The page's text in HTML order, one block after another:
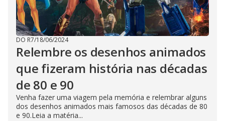
DO R7/18/06/2024
Relembre os desenhos animados
que fizeram história nas décadas
de 80 e 90
Venha fazer uma viagem pela memória e relembrar alguns
dos desenhos animados mais famosos das décadas de 80
e 90.Leia a matéria...